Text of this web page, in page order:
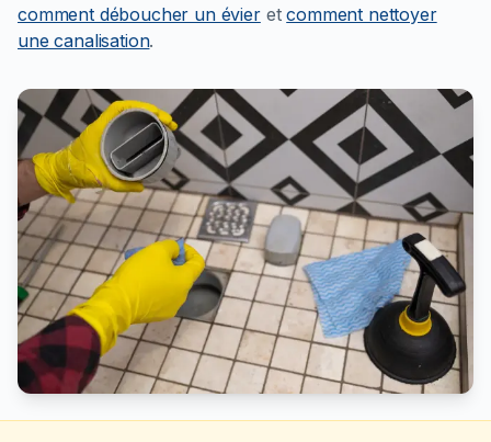
comment déboucher un évieretcomment nettoyer
une canalisation.